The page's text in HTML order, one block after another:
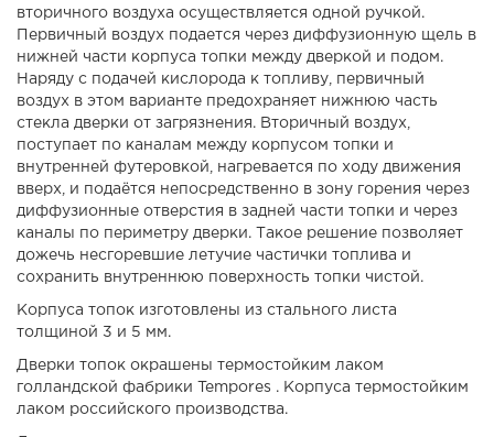
вторичного воздуха осуществляется одной ручкой.
Первичный воздух подается через диффузионную щель в
нижней части корпуса топки между дверкой и подом.
Наряду с подачей кислорода к топливу, первичный
воздух в этом варианте предохраняет нижнюю часть
стекла дверки от загрязнения. Вторичный воздух,
поступает по каналам между корпусом топки и
внутренней футеровкой, нагревается по ходу движения
вверх, и подаётся непосредственно в зону горения через
диффузионные отверстия в задней части топки и через
каналы по периметру дверки. Такое решение позволяет
дожечь несгоревшие летучие частички топлива и
сохранить внутреннюю поверхность топки чистой.
Корпуса топок изготовлены из стального листа
толщиной 3 и 5 мм.
Дверки топок окрашены термостойким лаком
голландской фабрики Tempores . Корпуса термостойким
лаком российского производства.